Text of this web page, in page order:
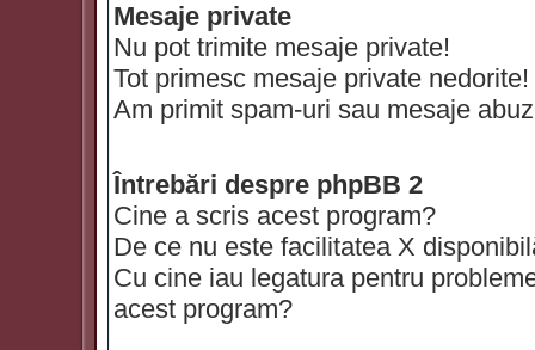
Mesaje private
Nu pot trimite mesaje private!
Tot primesc mesaje private nedorite!
Am primit spam-uri sau mesaje
Întrebări despre phpBB 2
Cine a scris acest program?
De ce nu este facilitatea X
Cu cine iau legatura pentru
acest program?